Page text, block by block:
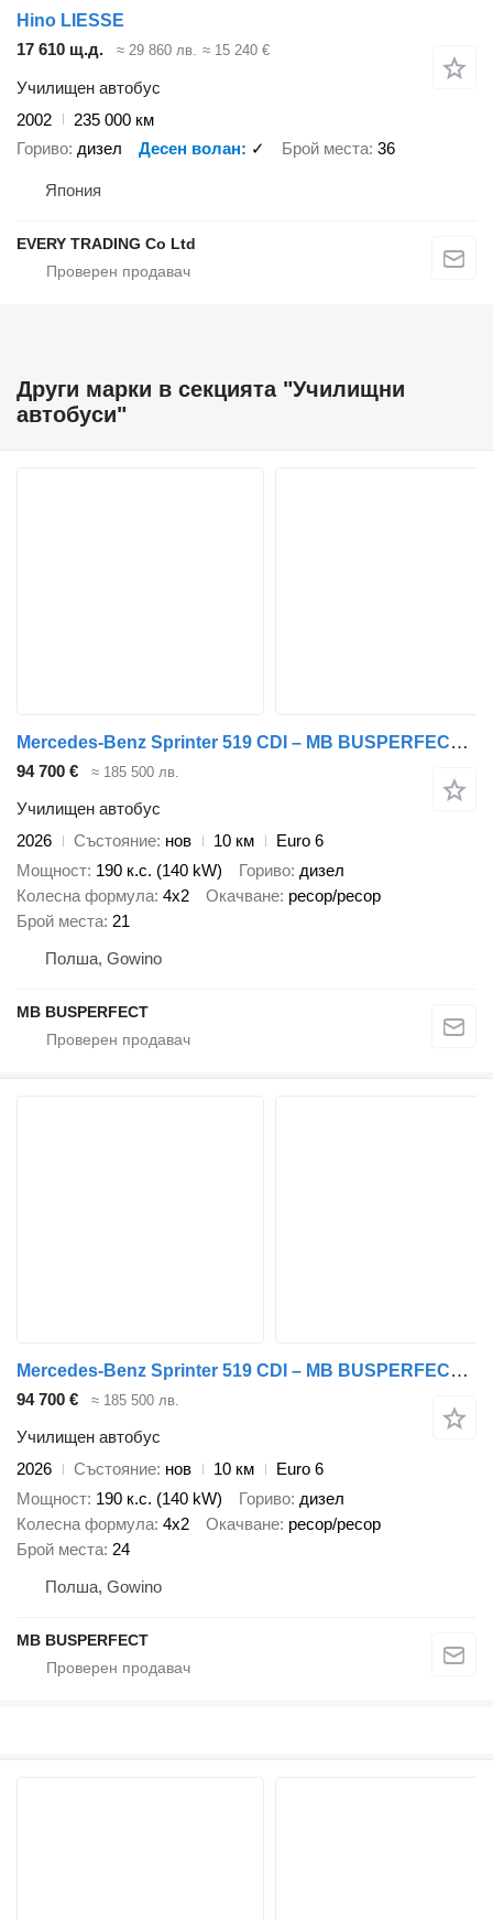
Hino LIESSE
17 610 щ.д.
≈ 29 860 лв. ≈ 15 240 €
Училищен автобус
2002
235 000 км
Гориво дизел Десен волан ✓ Брой места 36
Япония
EVERY TRADING Co Ltd
Други марки в секцията "Училищни
автобуси"
Mercedes-Benz Sprinter 519 CDI – MB BUSPERFECT - Luxury Line
94 700 € ≈ 185 500 лв.
Училищен автобус
2026
Състояние нов 10 км
Euro 6
Мощност 190 к.с. (140 kW) Гориво дизел
Колесна формула 4x2 Окачване ресор/ресор
Брой места 21
Полша, Gowino
MB BUSPERFECT
Mercedes-Benz Sprinter 519 CDI – MB BUSPERFECT - Executive Line
94 700 € ≈ 185 500 лв.
Училищен автобус
2026
Състояние нов 10 км
Euro 6
Мощност 190 к.с. (140 kW) Гориво дизел
Колесна формула 4x2 Окачване ресор/ресор
Брой места 24
Полша, Gowino
MB BUSPERFECT